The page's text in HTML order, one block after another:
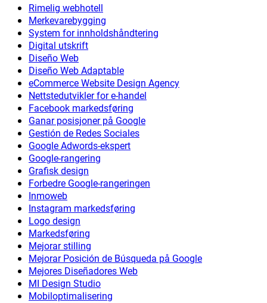
Rimelig webhotell
Merkevarebygging
System for innholdshåndtering
Digital utskrift
Diseño Web
Diseño Web Adaptable
eCommerce Website Design Agency
Nettstedutvikler for e-handel
Facebook markedsføring
Ganar posisjoner på Google
Gestión de Redes Sociales
Google Adwords-ekspert
Google-rangering
Grafisk design
Forbedre Google-rangeringen
Inmoweb
Instagram markedsføring
Logo design
Markedsføring
Mejorar stilling
Mejorar Posición de Búsqueda på Google
Mejores Diseñadores Web
MI Design Studio
Mobiloptimalisering